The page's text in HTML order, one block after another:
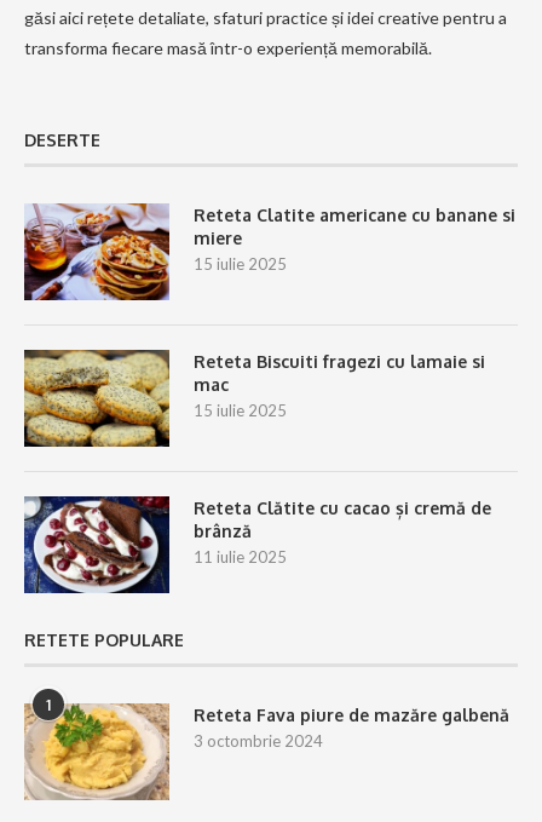
găsi aici rețete detaliate, sfaturi practice și idei creative pentru a
transforma fiecare masă într-o experiență memorabilă.
DESERTE
Reteta Clatite americane cu banane si
miere
15 iulie 2025
Reteta Biscuiti fragezi cu lamaie si
mac
15 iulie 2025
Reteta Clătite cu cacao și cremă de
brânză
11 iulie 2025
RETETE POPULARE
1
Reteta Fava piure de mazăre galbenă
3 octombrie 2024